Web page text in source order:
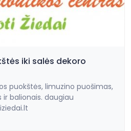
iki salės dekoro
puokštės, limuzino puošimas,
balionais. daugiau